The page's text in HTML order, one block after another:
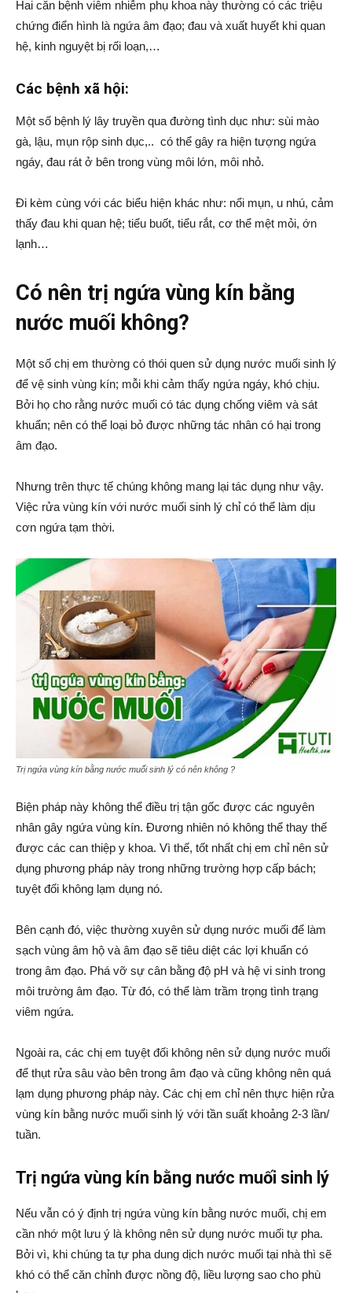
Hai căn bệnh viêm nhiễm phụ khoa này thường có các triệu
chứng điển hình là ngứa âm đạo; đau và xuất huyết khi quan
hệ, kinh nguyệt bị rối loạn,…
Các bệnh xã hội:
Một số bệnh lý lây truyền qua đường tình dục như: sùi mào
gà, lậu, mụn rộp sinh dục,.. có thể gây ra hiện tượng ngứa
ngáy, đau rát ở bên trong vùng môi lớn, môi nhỏ.
Đi kèm cùng với các biểu hiện khác như: nổi mụn, u nhú, cảm
thấy đau khi quan hệ; tiểu buốt, tiểu rắt, cơ thể mệt mỏi, ớn
lạnh…
Có nên trị ngứa vùng kín bằng
nước muối không?
Một số chị em thường có thói quen sử dụng nước muối sinh lý
để vệ sinh vùng kín; mỗi khi cảm thấy ngứa ngáy, khó chịu.
Bởi họ cho rằng nước muối có tác dụng chống viêm và sát
khuẩn; nên có thể loại bỏ được những tác nhân có hại trong
âm đạo.
Nhưng trên thực tế chúng không mang lại tác dụng như vậy.
Việc rửa vùng kín với nước muối sinh lý chỉ có thể làm dịu
cơn ngứa tạm thời.
Trị ngứa vùng kín bằng nước muối sinh lý có nên không ?
Biện pháp này không thể điều trị tận gốc được các nguyên
nhân gây ngứa vùng kín. Đương nhiên nó không thể thay thế
được các can thiệp y khoa. Vì thế, tốt nhất chị em chỉ nên sử
dụng phương pháp này trong những trường hợp cấp bách;
tuyệt đối không lạm dụng nó.
Bên cạnh đó, việc thường xuyên sử dụng nước muối để làm
sạch vùng âm hộ và âm đạo sẽ tiêu diệt các lợi khuẩn có
trong âm đạo. Phá vỡ sự cân bằng độ pH và hệ vi sinh trong
môi trường âm đạo. Từ đó, có thể làm trầm trọng tình trạng
viêm ngứa.
Ngoài ra, các chị em tuyệt đối không nên sử dụng nước muối
để thụt rửa sâu vào bên trong âm đạo và cũng không nên quá
lạm dụng phương pháp này. Các chị em chỉ nên thực hiện rửa
vùng kín bằng nước muối sinh lý với tần suất khoảng 2-3 lần/
tuần.
Trị ngứa vùng kín bằng nước muối sinh lý
Nếu vẫn có ý định trị ngứa vùng kín bằng nước muối, chị em
cần nhớ một lưu ý là không nên sử dụng nước muối tự pha.
Bởi vì, khi chúng ta tự pha dung dịch nước muối tại nhà thì sẽ
khó có thể căn chỉnh được nồng độ, liều lượng sao cho phù